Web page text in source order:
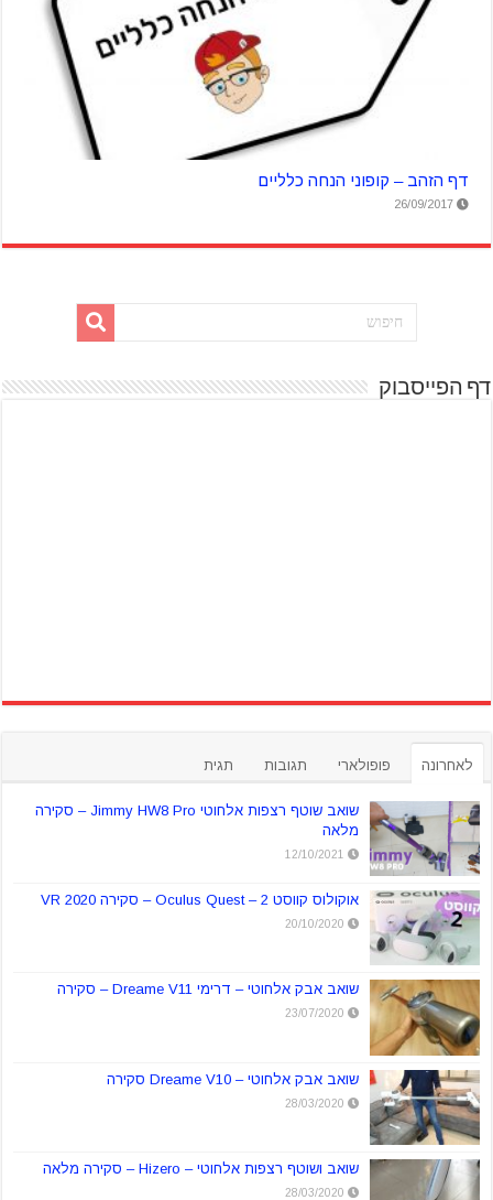
דף הזהב – קופוני הנחה כלליים
26/09/2017
דף הפייסבוק
לאחרונה פופולארי תגובות תגית
שואב שוטף רצפות אלחוטי Jimmy HW8 Pro – סקירה
מלאה
12/10/2021
אוקולוס קווסט 2 – Oculus Quest – סקירה VR 2020
20/10/2020
שואב אבק אלחוטי – דרימי Dreame V11 – סקירה
23/07/2020
שואב אבק אלחוטי – Dreame V10 סקירה
28/03/2020
שואב ושוטף רצפות אלחוטי – Hizero – סקירה מלאה
28/03/2020